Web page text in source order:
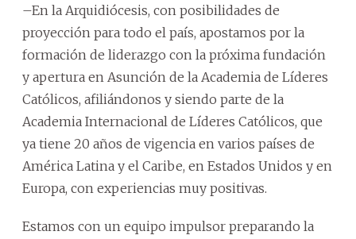
–En la Arquidiócesis, con posibilidades de
proyección para todo el país, apostamos por la
formación de liderazgo con la próxima fundación
y apertura en Asunción de la Academia de Líderes
Católicos, afiliándonos y siendo parte de la
Academia Internacional de Líderes Católicos, que
ya tiene 20 años de vigencia en varios países de
América Latina y el Caribe, en Estados Unidos y en
Europa, con experiencias muy positivas.
Estamos con un equipo impulsor preparando la